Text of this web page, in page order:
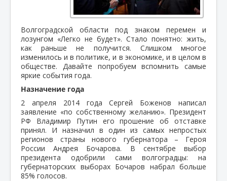
Волгоградской области под знаком перемен и
лозунгом «Легко не будет». Стало понятно: жить,
как раньше не получится. Слишком многое
изменилось и в политике, и в экономике, и в целом в
обществе. Давайте попробуем вспомнить самые
яркие события года.
Назначение года
2 апреля 2014 года Сергей Боженов написал
заявление «по собственному желанию». Президент
РФ Владимир Путин его прошение об отставке
принял. И назначил в один из самых непростых
регионов страны нового губернатора – Героя
России Андрея Бочарова. В сентябре выбор
президента одобрили сами волгоградцы: на
губернаторских выборах Бочаров набрал больше
85% голосов.